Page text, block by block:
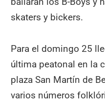
skaters y bickers.
Para el domingo 25
última peatonal en la
plaza San Martín de
varios números